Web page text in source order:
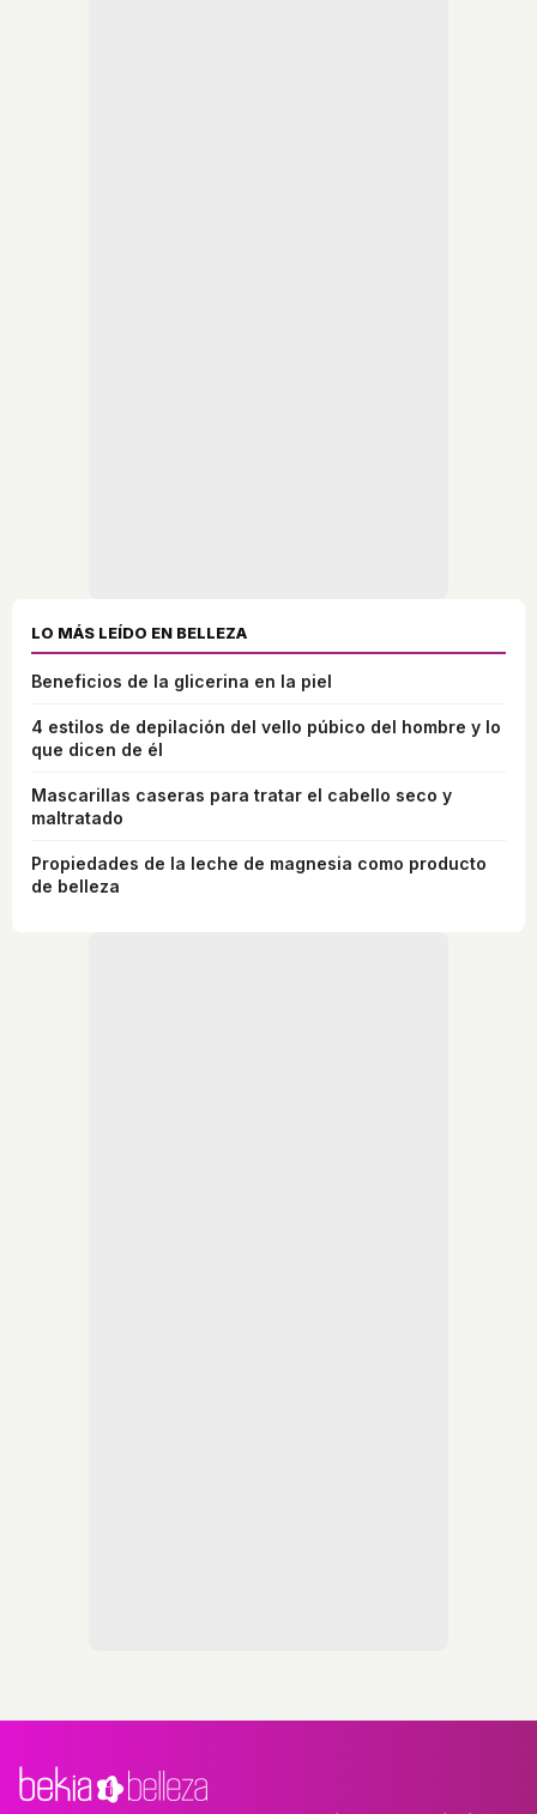
LO MÁS LEÍDO EN BELLEZA
Beneficios de la glicerina en la piel
4 estilos de depilación del vello púbico del hombre y lo
que dicen de él
Mascarillas caseras para tratar el cabello seco y
maltratado
Propiedades de la leche de magnesia como producto
de belleza